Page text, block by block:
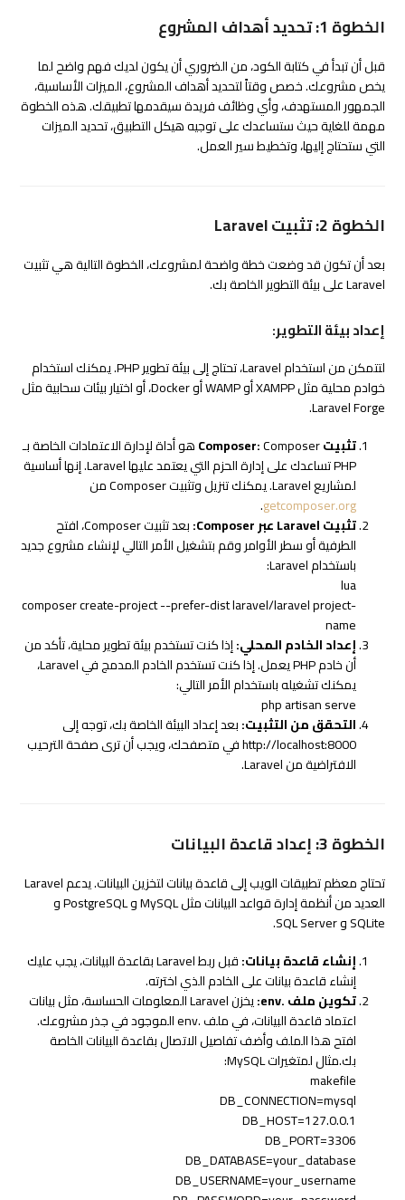
الخطوة 1: تحديد أهداف المشروع
قبل أن تبدأ في كتابة الكود، من الضروري أن يكون لديك فهم واضح لما
يخص مشروعك. خصص وقتاً لتحديد أهداف المشروع، الميزات الأساسية،
الجمهور المستهدف، وأي وظائف فريدة سيقدمها تطبيقك. هذه الخطوة
مهمة للغاية حيث ستساعدك على توجيه هيكل التطبيق، تحديد الميزات
التي ستحتاج إليها، وتخطيط سير العمل.
الخطوة 2: تثبيت Laravel
بعد أن تكون قد وضعت خطة واضحة لمشروعك، الخطوة التالية هي تثبيت
Laravel على بيئة التطوير الخاصة بك.
إعداد بيئة التطوير:
لتتمكن من استخدام Laravel، تحتاج إلى بيئة تطوير PHP. يمكنك استخدام
خوادم محلية مثل XAMPP أو WAMP أو Docker، أو اختيار بيئات سحابية مثل
Laravel Forge.
تثبيت Composer:
Composer هو أداة لإدارة الاعتمادات الخاصة بـ
PHP تساعدك على إدارة الحزم التي يعتمد عليها Laravel. إنها أساسية
لمشاريع Laravel. يمكنك تنزيل وتثبيت Composer من
getcomposer.org
.
تثبيت Laravel عبر Composer:
بعد تثبيت Composer، افتح
الطرفية أو سطر الأوامر وقم بتشغيل الأمر التالي لإنشاء مشروع جديد
باستخدام Laravel:
lua
composercreate-project--prefer-dist laravel/laravel project-
name
إعداد الخادم المحلي:إذا كنت تستخدم بيئة تطوير محلية، تأكد من
أن خادم PHP يعمل. إذا كنت تستخدم الخادم المدمج في Laravel،
يمكنك تشغيله باستخدام الأمر التالي:
php artisan serve
التحقق من التثبيت:بعد إعداد البيئة الخاصة بك، توجه إلى
http://localhost:8000في متصفحك، ويجب أن ترى صفحة الترحيب
الافتراضية من Laravel.
الخطوة 3: إعداد قاعدة البيانات
تحتاج معظم تطبيقات الويب إلى قاعدة بيانات لتخزين البيانات. يدعم Laravel
العديد من أنظمة إدارة قواعد البيانات مثل MySQL و PostgreSQL و
SQLite و SQL Server.
إنشاء قاعدة بيانات:
قبل ربط Laravel بقاعدة البيانات، يجب عليك
إنشاء قاعدة بيانات على الخادم الذي اخترته.
تكوين ملف .env:
يخزن Laravel المعلومات الحساسة، مثل بيانات
اعتماد قاعدة البيانات، في ملف.env
الموجود في جذر مشروعك.
افتح هذا الملف وأضف تفاصيل الاتصال بقاعدة البيانات الخاصة
بك.مثال لمتغيرات MySQL:
makefile
DB_CONNECTION=mysql
DB_HOST=127.0.0.1
DB_PORT=3306
DB_DATABASE=your_database
DB_USERNAME=your_username